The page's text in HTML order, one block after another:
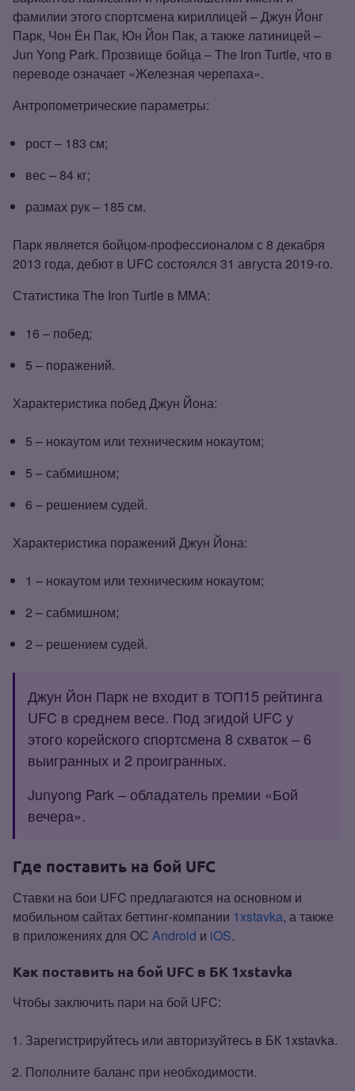
фамилии этого спортсмена кириллицей – Джун Йонг
Парк, Чон Ён Пак, Юн Йон Пак, а также латиницей –
Jun Yong Park. Прозвище бойца – The Iron Turtle, что в
переводе означает «Железная черепаха».
Антропометрические параметры:
рост – 183 см;
вес – 84 кг;
размах рук – 185 см.
Парк является бойцом‑профессионалом с 8 декабря
2013 года, дебют в UFC состоялся 31 августа 2019‑го.
Статистика The Iron Turtle в MMA:
16 – побед;
5 – поражений.
Характеристика побед Джун Йона:
5 – нокаутом или техническим нокаутом;
5 – сабмишном;
6 – решением судей.
Характеристика поражений Джун Йона:
1 – нокаутом или техническим нокаутом;
2 – сабмишном;
2 – решением судей.
Джун Йон Парк не входит в ТОП15 рейтинга
UFC в среднем весе. Под эгидой UFC у
этого корейского спортсмена 8 схваток – 6
выигранных и 2 проигранных.
Junyong Park – обладатель премии «Бой
вечера».
Где поставить на бой UFC
Ставки на бои UFC предлагаются на основном и
мобильном сайтах беттинг‑компании 1xstavka, а также
в приложениях для ОС Android и iOS.
Как поставить на бой UFC в БК 1xstavka
Чтобы заключить пари на бой UFC:
Зарегистрируйтесь или авторизуйтесь в БК 1xstavka.
Пополните баланс при необходимости.